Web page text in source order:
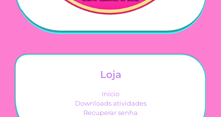
Loja
Início
Downloads atividades
Recuperar senha